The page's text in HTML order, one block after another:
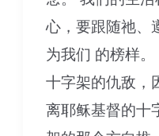
心，要跟随祂、
为我们 的榜样
十字架的仇敌，
离耶稣基督的十